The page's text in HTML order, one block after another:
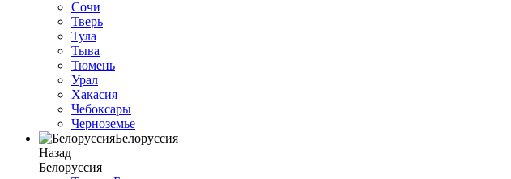
Сочи
Тверь
Тула
Тыва
Тюмень
Урал
Хакасия
Чебоксары
Черноземье
Белоруссия
Назад
Белоруссия